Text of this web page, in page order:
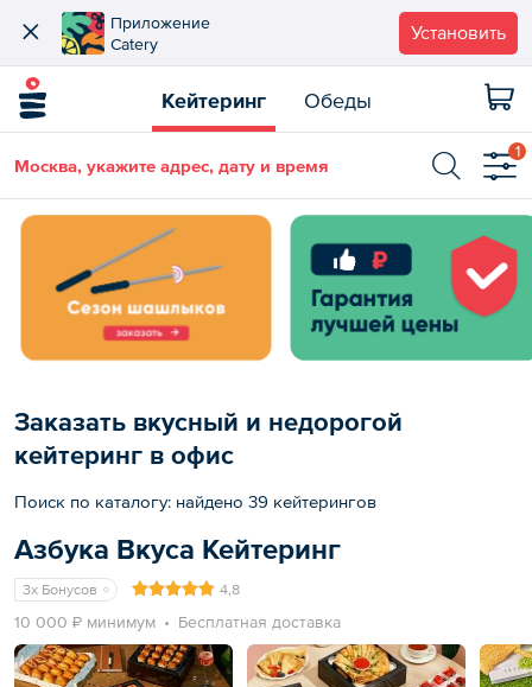
Приложение
Catery
Установить
Кейтеринг Обеды
Москва, укажите адрес, дату и время
1
Заказать вкусный и недорогой
кейтеринг в офис
Поиск по каталогу: найдено 39 кейтерингов
Азбука Вкуса Кейтеринг
3x Бонусов 4,8
10 000 ₽ минимум Бесплатная доставка